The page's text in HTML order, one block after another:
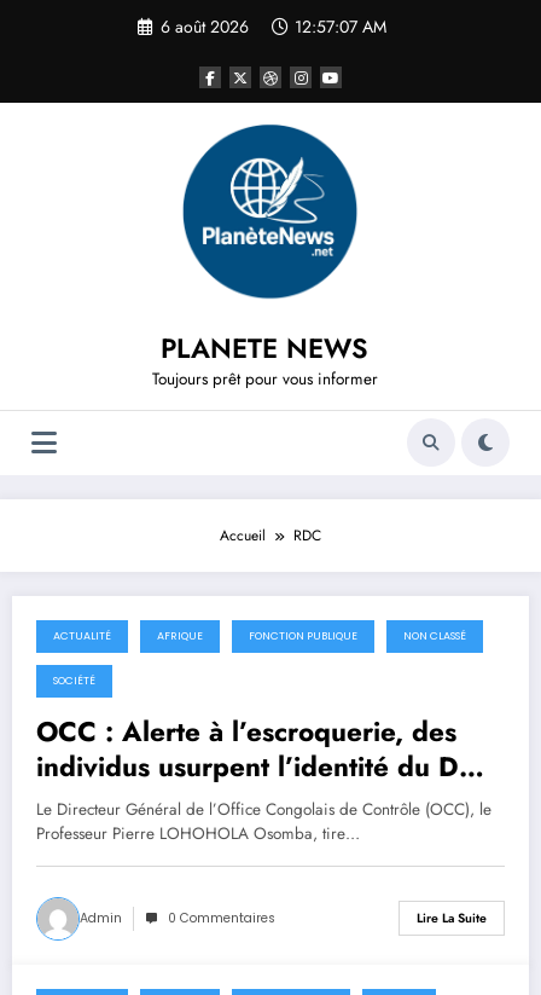
6 août 2026 12:57:07 AM
PLANETE NEWS
Toujours prêt pour vous informer
Accueil RDC
5 août 2026
ACTUALITÉ AFRIQUE FONCTION PUBLIQUE NON CLASSÉ
SOCIÉTÉ
OCC : Alerte à l’escroquerie, des
individus usurpent l’identité du DG
Pierre LOHOHOLA
Le Directeur Général de l’Office Congolais de Contrôle (OCC), le
Professeur Pierre LOHOHOLA Osomba, tire…
Admin 0 Commentaires Lire La Suite